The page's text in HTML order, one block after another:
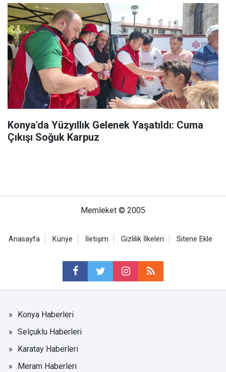
Konya'da Yüzyıllık Gelenek Yaşatıldı: Cuma
Çıkışı Soğuk Karpuz
Memleket © 2005
Anasayfa Künye İletişim Gizlilik İlkeleri Sitene Ekle
Konya Haberleri
Selçuklu Haberleri
Karatay Haberleri
Meram Haberleri